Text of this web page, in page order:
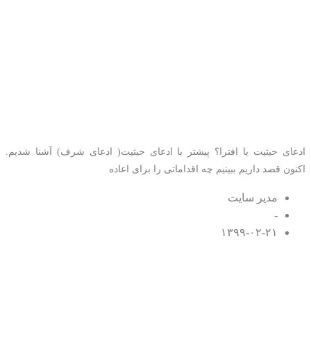
ادعای حیثیت یا افترا؟ پیشتر با ادعای حیثیت( ادعای شرف) آشنا شدیم.
اکنون قصد داریم ببینیم چه اقداماتی را برای اعاده
مدیر سایت
-
۱۳۹۹-۰۲-۲۱